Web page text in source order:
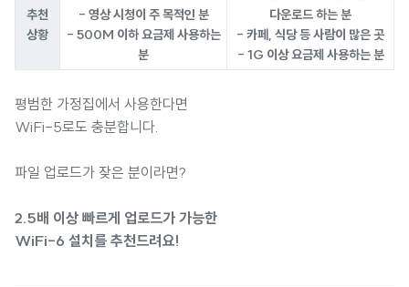
추천
상황
- 영상 시청이 주 목적인 분
- 500M 이하 요금제 사용하는
분
다운로드 하는 분
- 카페, 식당 등 사람이 많은 곳
- 1G 이상 요금제 사용하는 분
평범한 가정집에서 사용한다면
WiFi-5로도 충분합니다.
파일 업로드가 잦은 분이라면?
2.5배 이상 빠르게 업로드가 가능한
WiFi-6 설치를 추천드려요!